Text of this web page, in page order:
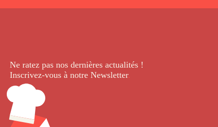
Ne ratez pas nos dernières actualités !
Inscrivez-vous à notre Newsletter.